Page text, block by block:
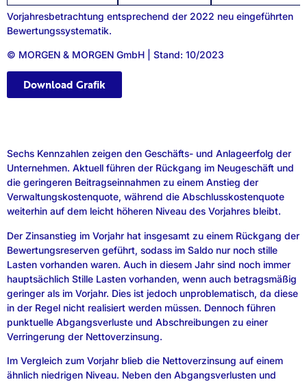
Vorjahresbetrachtung entsprechend der 2022 neu eingeführten
Bewertungssystematik.
© MORGEN & MORGEN GmbH | Stand: 10/2023
Download Grafik
Sechs Kennzahlen zeigen den Geschäfts- und Anlageerfolg der
Unternehmen. Aktuell führen der Rückgang im Neugeschäft und
die geringeren Beitragseinnahmen zu einem Anstieg der
Verwaltungskostenquote, während die Abschlusskostenquote
weiterhin auf dem leicht höheren Niveau des Vorjahres bleibt.
Der Zinsanstieg im Vorjahr hat insgesamt zu einem Rückgang der
Bewertungsreserven geführt, sodass im Saldo nur noch stille
Lasten vorhanden waren. Auch in diesem Jahr sind noch immer
hauptsächlich Stille Lasten vorhanden, wenn auch betragsmäßig
geringer als im Vorjahr. Dies ist jedoch unproblematisch, da diese
in der Regel nicht realisiert werden müssen. Dennoch führen
punktuelle Abgangsverluste und Abschreibungen zu einer
Verringerung der Nettoverzinsung.
Im Vergleich zum Vorjahr blieb die Nettoverzinsung auf einem
ähnlich niedrigen Niveau. Neben den Abgangsverlusten und